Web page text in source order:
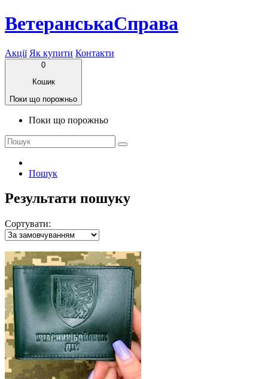
ВетеранськаСправа
Акції Як купити Контакти
0
Кошик
Поки що порожньо
Поки що порожньо
Пошук
Результати пошуку
Сортувати: